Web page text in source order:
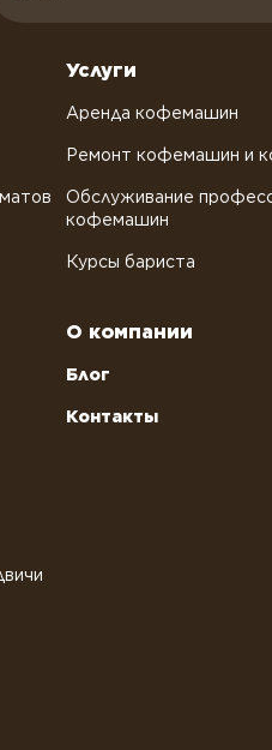
Услуги
Аренда кофемашин
Ремонт кофемашин и
Обслуживание
кофемашин
Курсы бариста
О компании
Блог
Контакты